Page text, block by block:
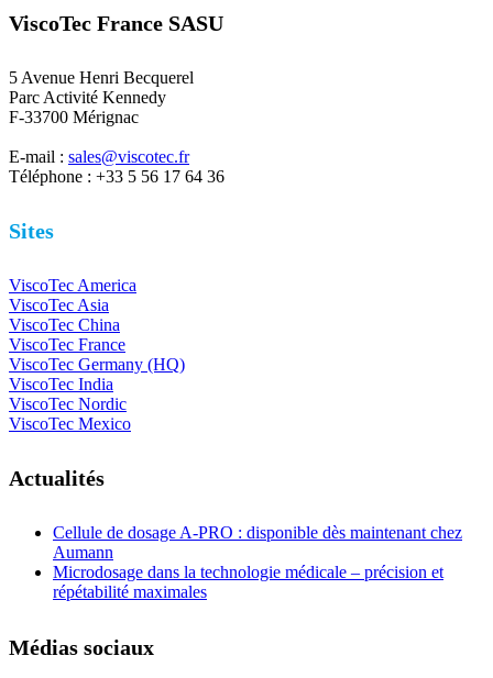
ViscoTec France SASU
5 Avenue Henri Becquerel
Parc Activité Kennedy
F-33700 Mérignac
E-mail : sales@viscotec.fr
Téléphone : +33 5 56 17 64 36
Sites
ViscoTec America
ViscoTec Asia
ViscoTec China
ViscoTec France
ViscoTec Germany (HQ)
ViscoTec India
ViscoTec Nordic
ViscoTec Mexico
Actualités
Cellule de dosage A-PRO : disponible dès maintenant chez
Aumann
Microdosage dans la technologie médicale – précision et
répétabilité maximales
Médias sociaux